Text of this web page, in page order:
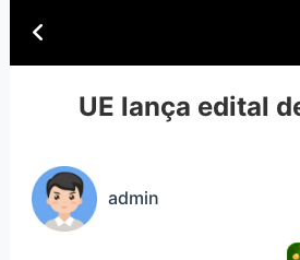
UE lança edital
admin